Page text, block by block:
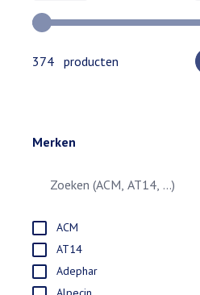
Gebruik de pijltjestoetsen links
374 producten
Merken
ACM
AT14
Adephar